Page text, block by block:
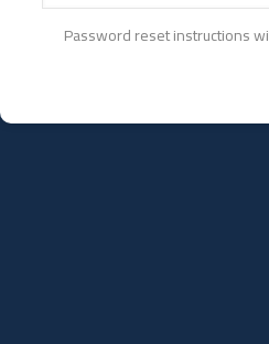
Password reset instructions